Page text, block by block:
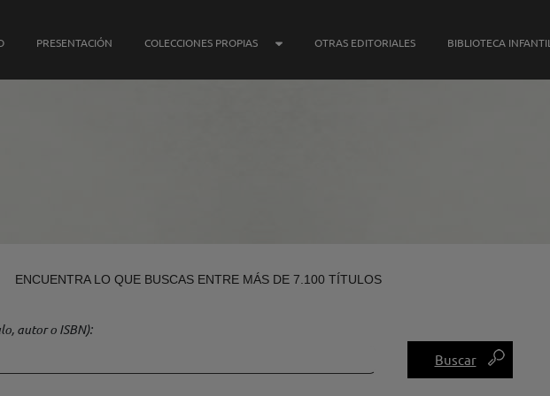
PRESENTACIÓN COLECCIONES PROPIAS SUBMENÚ COLECCIONES PROPIAS
OTRAS EDITORIALES BIBLIOTECA INFANTIL
ENCUENTRA LO QUE BUSCAS ENTRE MÁS DE 7.100 TÍTULOS
autor o ISBN)